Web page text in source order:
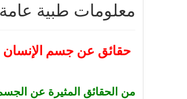
معلومات طبية
حقائق عن جسم الإنسان
من الحقائق المثيرة عن